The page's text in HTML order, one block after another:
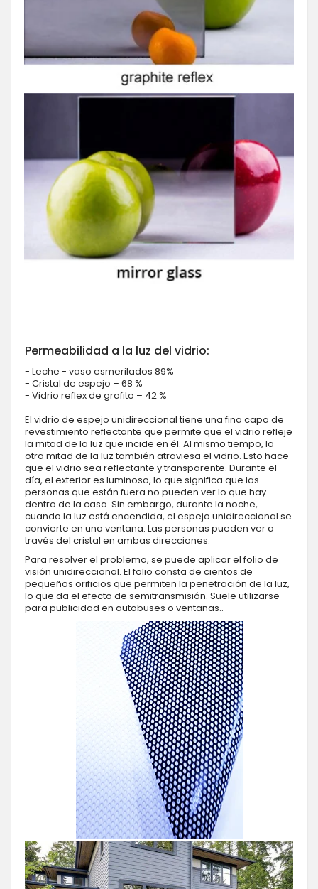
Permeabilidad a la luz del vidrio:
- Leche - vaso esmerilados 89%
- Cristal de espejo – 68 %
- Vidrio reflex de grafito – 42 %
El vidrio de espejo unidireccional tiene una fina capa de
revestimiento reflectante que permite que el vidrio refleje
la mitad de la luz que incide en él. Al mismo tiempo, la
otra mitad de la luz también atraviesa el vidrio. Esto hace
que el vidrio sea reflectante y transparente. Durante el
día, el exterior es luminoso, lo que significa que las
personas que están fuera no pueden ver lo que hay
dentro de la casa. Sin embargo, durante la noche,
cuando la luz está encendida, el espejo unidireccional se
convierte en una ventana. Las personas pueden ver a
través del cristal en ambas direcciones.
Para resolver el problema, se puede aplicar el folio de
visión unidireccional. El folio consta de cientos de
pequeños orificios que permiten la penetración de la luz,
lo que da el efecto de semitransmisión. Suele utilizarse
para publicidad en autobuses o ventanas..